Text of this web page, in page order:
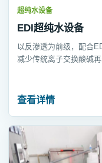
超纯水设备
EDI超纯水设备
以反渗透为前级，配合
减少传统离子交换酸碱
查看详情